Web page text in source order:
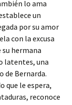
lo ama
un
por su amor
con la excusa
hermana
latentes, una
Bernarda.
que le espera,
reconoce